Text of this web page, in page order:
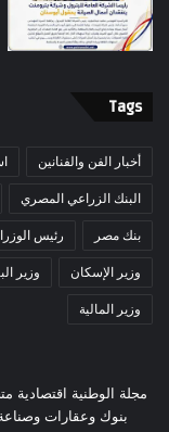
Tags
أخبار الفن والفنانين
البنك الزراعي المصري
بنك مصر رئيس
وزير الإسكان وزير
وزير المالية
مجلة الوطنية اقتصادية
بنوك وعقارات وصناعة